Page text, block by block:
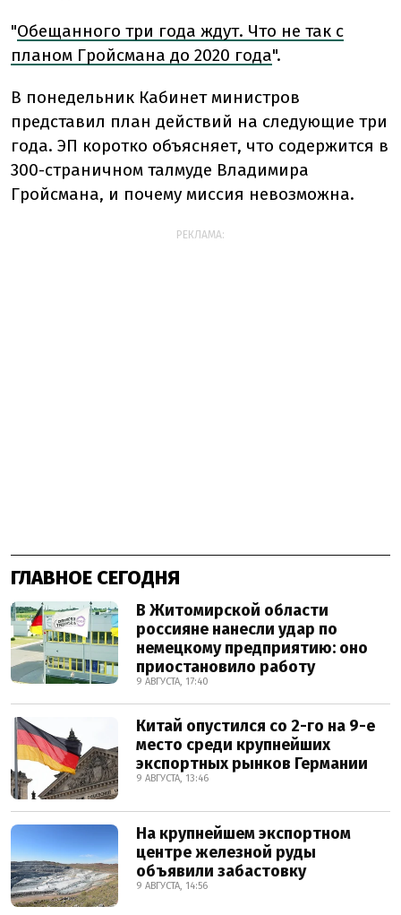
"Обещанного три года ждут. Что не так с
планом Гройсмана до 2020 года".
В понедельник Кабинет министров
представил план действий на следующие три
года. ЭП коротко объясняет, что содержится в
300-страничном талмуде Владимира
Гройсмана, и почему миссия невозможна.
РЕКЛАМА:
ГЛАВНОЕ СЕГОДНЯ
В Житомирской области
россияне нанесли удар по
немецкому предприятию: оно
приостановило работу
9 АВГУСТА, 17:40
Китай опустился со 2-го на 9-е
место среди крупнейших
экспортных рынков Германии
9 АВГУСТА, 13:46
На крупнейшем экспортном
центре железной руды
объявили забастовку
9 АВГУСТА, 14:56